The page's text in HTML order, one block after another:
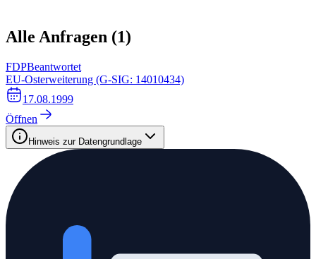
Alle Anfragen (1)
FDPBeantwortet
EU-Osterweiterung (G-SIG: 14010434)
17.08.1999
Öffnen
Hinweis zur Datengrundlage